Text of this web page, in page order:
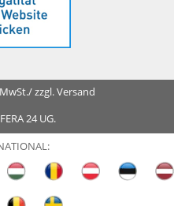
zzgl. Versand
24 UG.